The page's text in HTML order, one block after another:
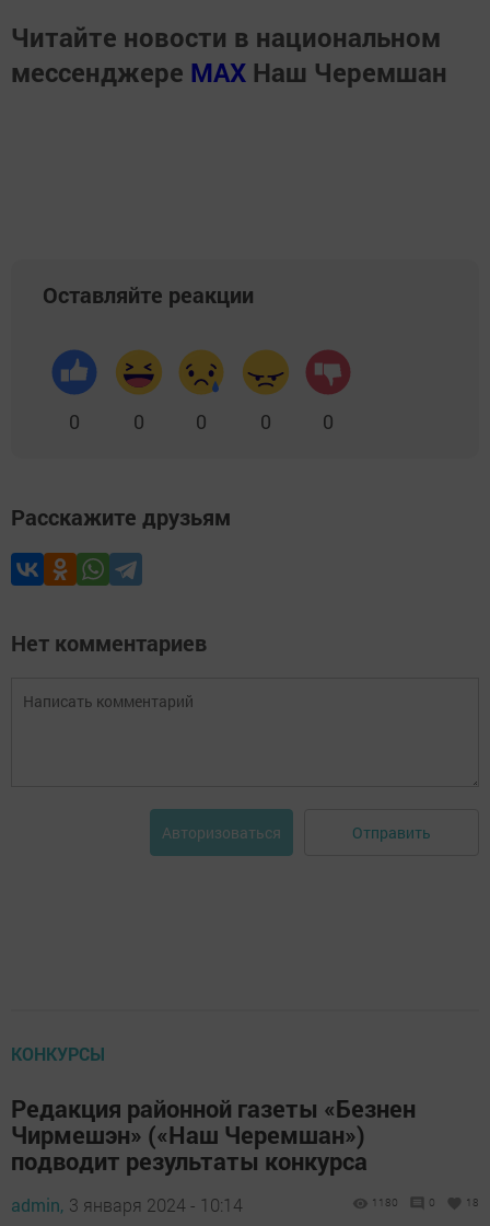
Читайте новости в национальном
мессенджере MАХ Наш Черемшан
Оставляйте реакции
0 0 0 0 0
Расскажите друзьям
Нет комментариев
Авторизоваться Отправить
КОНКУРСЫ
Редакция районной газеты «Безнен
Чирмешэн» («Наш Черемшан»)
подводит результаты конкурса
admin, 3 января 2024 - 10:14 1180 0 18